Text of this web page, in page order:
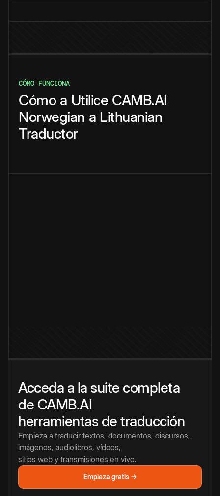
CÓMO FUNCIONA
Cómo a Utilice CAMB.AI
Norwegian a Lithuanian
Traductor
Acceda a la suite completa
de CAMB.AI
herramientas de traducción
Empieza a traducir textos, documentos, discursos,
imágenes, audiolibros, vídeos,
sitios web y transmisiones en vivo.
Empieza gratis →